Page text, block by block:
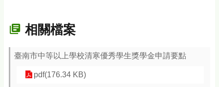
相關檔案
臺南市中等以上學校清寒優秀學生獎學金申請要點
pdf(176.34 KB)